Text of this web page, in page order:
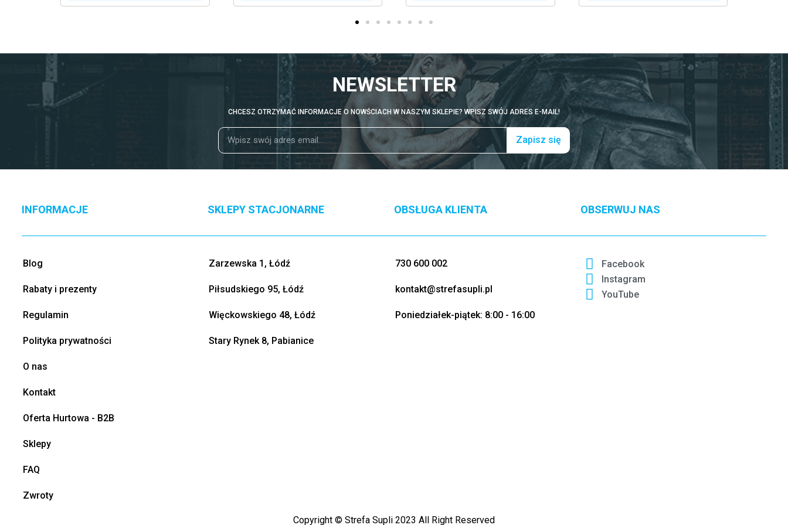
NEWSLETTER
CHCESZ OTRZYMAĆ INFORMACJE O NOWŚCIACH W NASZYM SKLEPIE? WPISZ SWÓJ ADRES E-MAIL!
Zapisz się
INFORMACJE
Blog
Rabaty i prezenty
Regulamin
Polityka prywatności
O nas
Kontakt
Oferta Hurtowa - B2B
Sklepy
FAQ
Zwroty
SKLEPY STACJONARNE
Zarzewska 1, Łódź
Piłsudskiego 95, Łódź
Więckowskiego 48, Łódź
Stary Rynek 8, Pabianice
OBSŁUGA KLIENTA
730 600 002
kontakt@strefasupli.pl
Poniedziałek-piątek: 8:00 - 16:00
OBSERWUJ NAS
Facebook
Instagram
YouTube
Copyright © Strefa Supli 2023 All Right Reserved